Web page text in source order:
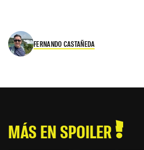
FERNANDO CASTAÑEDA
MÁS EN SPOILER